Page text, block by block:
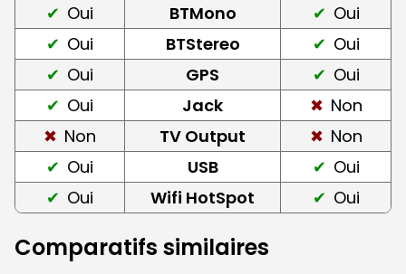
Oui
BTMono
Oui
Oui
BTStereo
Oui
Oui
GPS
Oui
Oui
Jack
Non
Non
TV Output
Non
Oui
USB
Oui
Oui
Wifi HotSpot Oui
Comparatifs similaires